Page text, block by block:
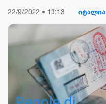
22/9/2022 • 13:13 იტალია